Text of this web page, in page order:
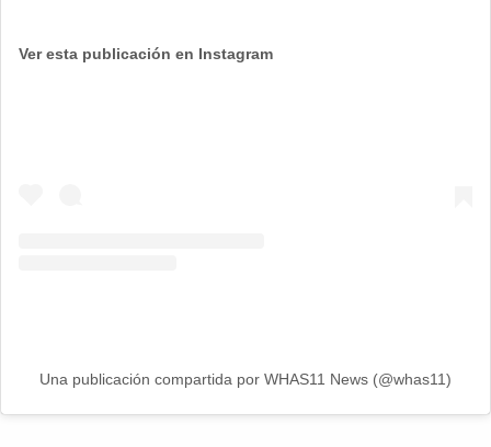
Ver esta publicación en Instagram
Una publicación compartida por WHAS11 News (@whas11)